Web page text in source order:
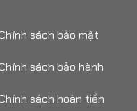
sách bảo mật
sách bảo hành
sách hoàn tiền